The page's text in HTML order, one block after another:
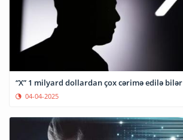
“X” 1 milyard dollardan çox cərimə edilə bilər
04-04-2025